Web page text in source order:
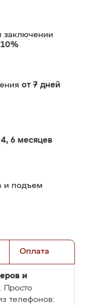
заключении
от 7 дней
6 месяцев
и подъем
Оплата
и
Просто
телефонов: